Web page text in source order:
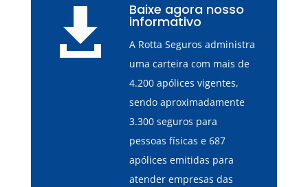
 Baixe agora nosso
informativo
A Rotta Seguros administra
uma carteira com mais de
4.200 apólices vigentes,
sendo aproximadamente
3.300 seguros para
pessoas físicas e 687
apólices emitidas para
atender empresas das